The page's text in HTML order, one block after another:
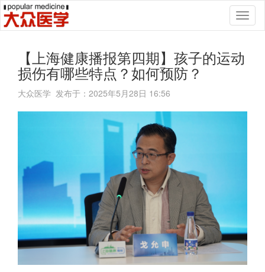
【上海健康播报第四期】孩子的运动
损伤有哪些特点？如何预防？
大众医学 发布于：2025年5月28日 16:56